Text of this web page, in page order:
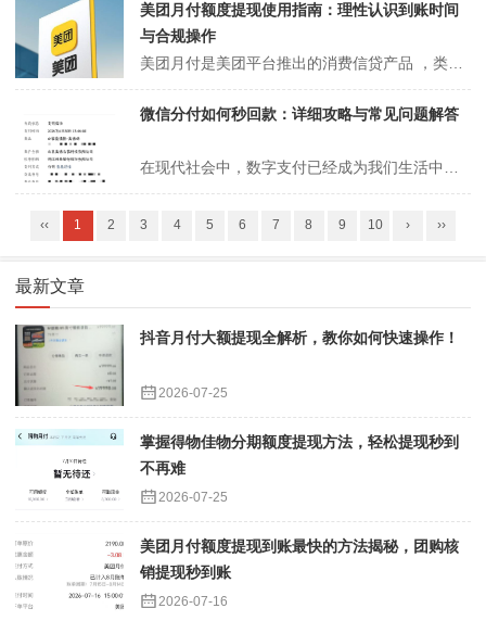
美团月付额度提现使用指南：理性认识到账时间
与合规操作
微信分付如何秒回款：详细攻略与常见问题解答
‹‹ 1 2 3 4 5 6 7 8 9 10 › ››
最新文章
抖音月付大额提现全解析，教你如何快速操作！
2026-07-25
掌握得物佳物分期额度提现方法，轻松提现秒到
不再难
2026-07-25
美团月付额度提现到账最快的方法揭秘，团购核
销提现秒到账
2026-07-16